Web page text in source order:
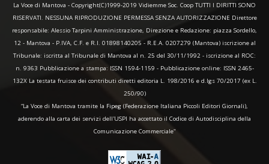
La Voce di Mantova - Copyright(C)1999-2019 Vidiemme Soc. Coop TUTTI I DIRITTI SONO
RISERVATI. NESSUNA RIPRODUZIONE PERMESSA SENZA AUTORIZZAZIONE Direttore
responsabile: Alessio Tarpini Amministrazione, Direzione e Redazione: piazza Sordello,
12 - Mantova - P.IVA, C.F. e R.I. 01898140205 - R.E.A. 0207279 (Mantova) iscrizione al
Tribunale: iscritta al Tribunale di Mantova al n. 25 del 30/11/1992 - iscrizione al ROC:
n. 9363 Pubblicazione a stampa: ISSN 1594-1159 - Pubblicazione online: ISSN 2465-
132X La testata fruisce dei contributi diretti editoria L. 198/2016 e d.lgs 70/2017 (ex L.
250/90)
“La Voce di Mantova tramite la Fipeg (Federazione Italiana Piccoli Editori Giornali),
aderendo alla carta dei servizi dell'USPI ha accettato il Codice di Autodisciplina della
Comunicazione Commerciale"